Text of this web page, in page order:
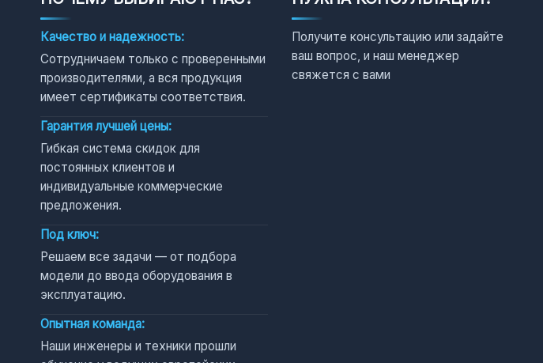
Качество и надежность:
Сотрудничаем только с проверенными
производителями, а вся продукция
имеет сертификаты соответствия.
Гарантия лучшей цены:
Гибкая система скидок для
постоянных клиентов и
индивидуальные коммерческие
предложения.
Под ключ:
Решаем все задачи — от подбора
модели до ввода оборудования в
эксплуатацию.
Опытная команда:
Наши инженеры и техники прошли
Получите консультацию или задайте
ваш вопрос, и наш менеджер
свяжется с вами